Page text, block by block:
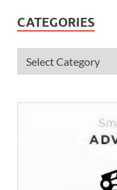
CATEGORIES